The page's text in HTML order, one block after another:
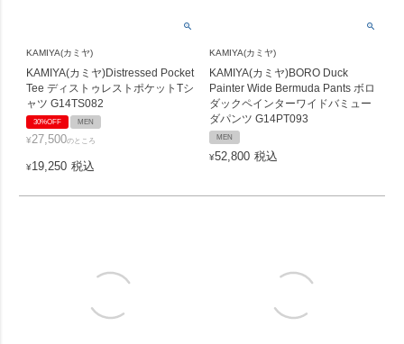
KAMIYA(カミヤ)
KAMIYA(カミヤ)Distressed Pocket
Tee ディストゥレストポケットTシ
ャツ G14TS082
30%OFF MEN
¥27,500のところ
¥19,250 税込
KAMIYA(カミヤ)
KAMIYA(カミヤ)BORO Duck
Painter Wide Bermuda Pants ボロ
ダックペインターワイドバミュー
ダパンツ G14PT093
MEN
¥52,800 税込